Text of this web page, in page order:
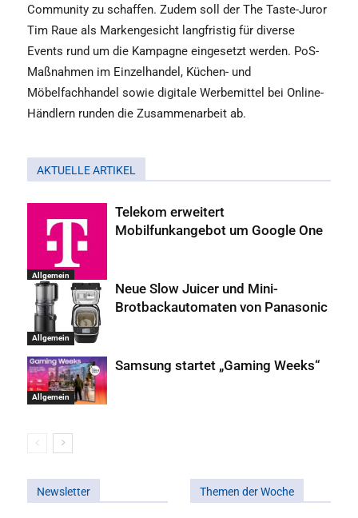
Community zu schaffen. Zudem soll der The Taste-Juror
Tim Raue als Markengesicht langfristig für diverse
Events rund um die Kampagne eingesetzt werden. PoS-
Maßnahmen im Einzelhandel, Küchen- und
Möbelfachhandel sowie digitale Werbemittel bei Online-
Händlern runden die Zusammenarbeit ab.
AKTUELLE ARTIKEL
Allgemein
Telekom erweitert
Mobilfunkangebot um Google One
Allgemein
Neue Slow Juicer und Mini-
Brotbackautomaten von Panasonic
Allgemein
Samsung startet „Gaming Weeks“
Newsletter Themen der Woche